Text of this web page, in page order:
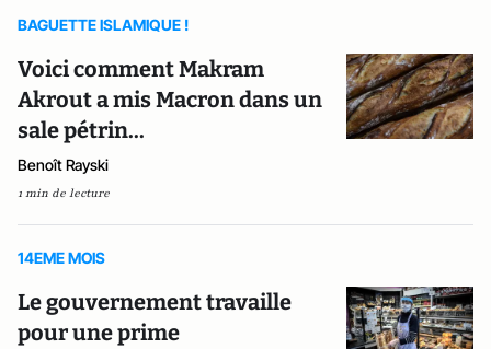
BAGUETTE ISLAMIQUE !
Voici comment Makram
Akrout a mis Macron dans un
sale pétrin...
Benoît Rayski
1 min de lecture
14EME MOIS
Le gouvernement travaille
pour une prime